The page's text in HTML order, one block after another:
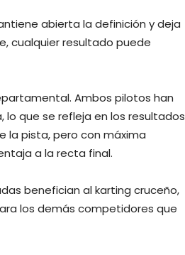
abierta la definición y deja
cualquier resultado puede
Ambos pilotos han
que se refleja en los resultados
la pista, pero con máxima
a la recta final.
benefician al karting cruceño,
los demás competidores que